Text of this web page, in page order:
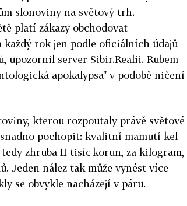
slonoviny na světový trh.
platí zákazy obchodovat
každý rok jen podle oficiálních údajů
upozornil server Sibir.Realii. Rubem
apokalypsa" v podobě ničení
kterou rozpoutaly právě světové
snadno pochopit: kvalitní mamutí kel
zhruba 11 tisíc korun, za kilogram,
Jeden nález tak může vynést více
se obvykle nacházejí v páru.